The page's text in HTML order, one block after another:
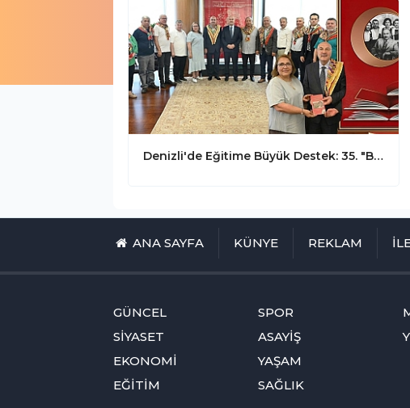
Denizli'de Eğitime Büyük Destek: 35. "Bırakın Kızlar Okusun" Kütüphanesi Açılıyor
ANA SAYFA KÜNYE REKLAM
GÜNCEL
SİYASET
EKONOMİ
EĞİTİM
SPOR
ASAYİŞ
YAŞAM
SAĞLIK